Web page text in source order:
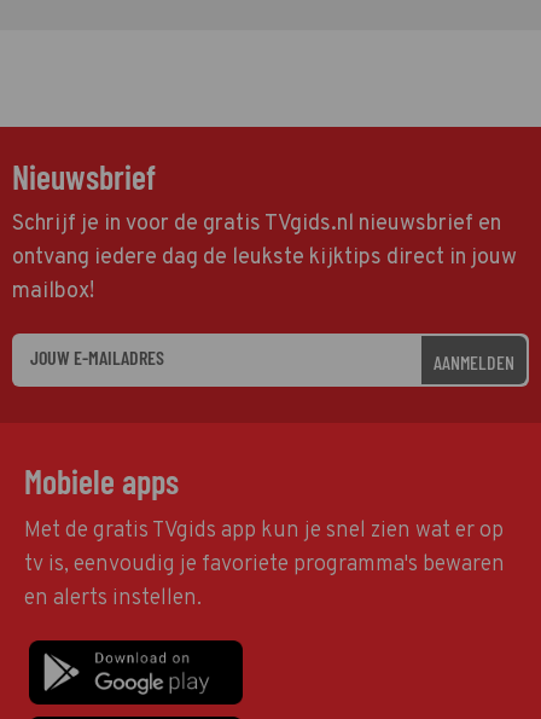
Nieuwsbrief
Schrijf je in voor de gratis TVgids.nl nieuwsbrief en
ontvang iedere dag de leukste kijktips direct in jouw
mailbox!
AANMELDEN
Mobiele apps
Met de gratis TVgids app kun je snel zien wat er op
tv is, eenvoudig je favoriete programma's bewaren
en alerts instellen.